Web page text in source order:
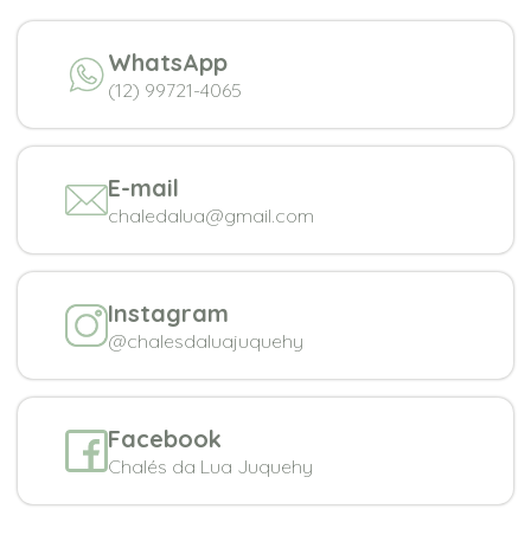
WhatsApp
(12) 99721-4065
E-mail
chaledalua@gmail.com
Instagram
@chalesdaluajuquehy
Facebook
Chalés da Lua Juquehy